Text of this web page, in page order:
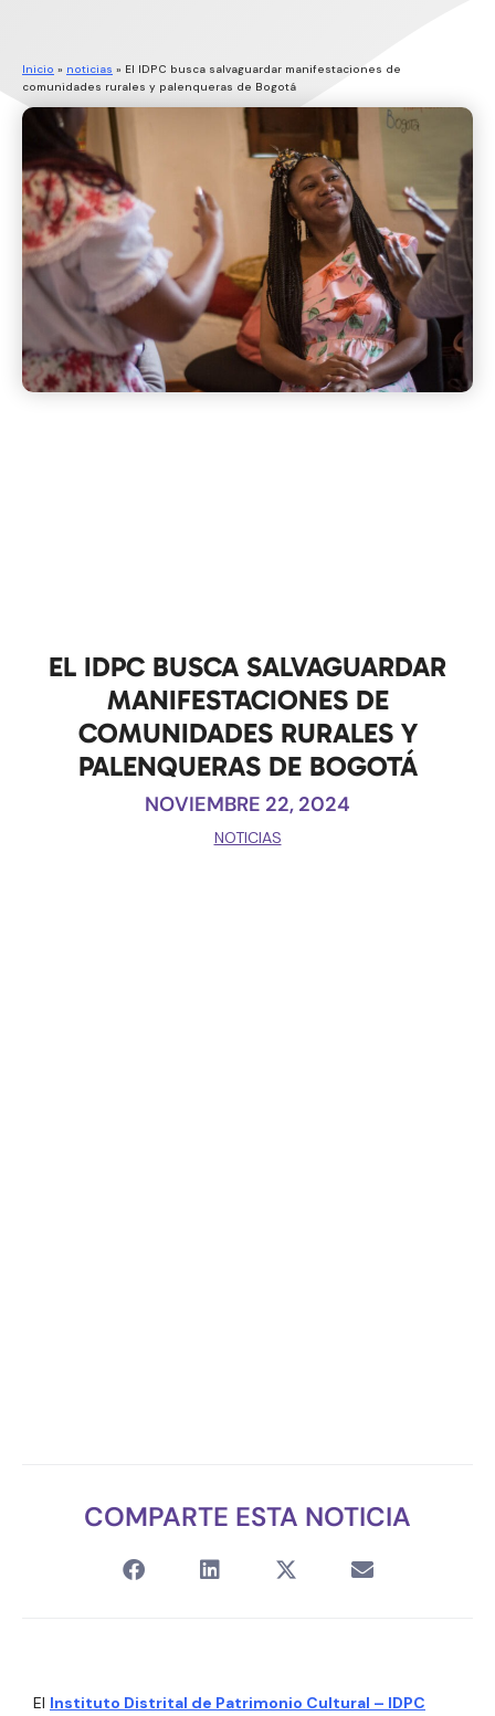
Inicio » noticias » El IDPC busca salvaguardar manifestaciones de
comunidades rurales y palenqueras de Bogotá
EL IDPC BUSCA SALVAGUARDAR
MANIFESTACIONES DE
COMUNIDADES RURALES Y
PALENQUERAS DE BOGOTÁ
NOVIEMBRE 22, 2024
NOTICIAS
COMPARTE ESTA NOTICIA
El Instituto Distrital de Patrimonio Cultural – IDPC